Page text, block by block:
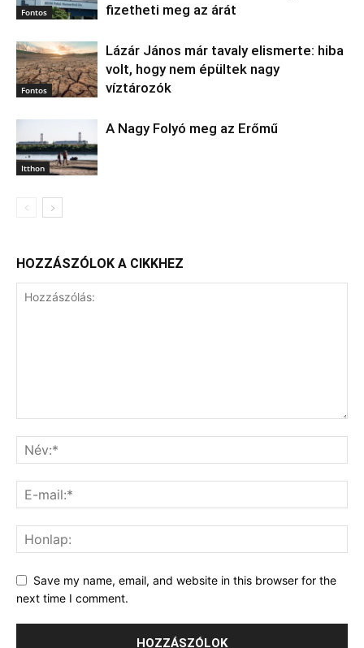
Fontos
fizetheti meg az árát
Fontos
Lázár János már tavaly elismerte: hiba
volt, hogy nem épültek nagy
víztározók
Itthon
A Nagy Folyó meg az Erőmű
HOZZÁSZÓLOK A CIKKHEZ
Save my name, email, and website in this browser for the
next time I comment.